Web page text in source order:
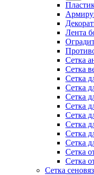
Лента
Сетка
Сетка
Сетка
Сетка
Сетка
Сетка
Сетка
Сетка
Сетка
Сетка
Сетка
Сетка
Сетка